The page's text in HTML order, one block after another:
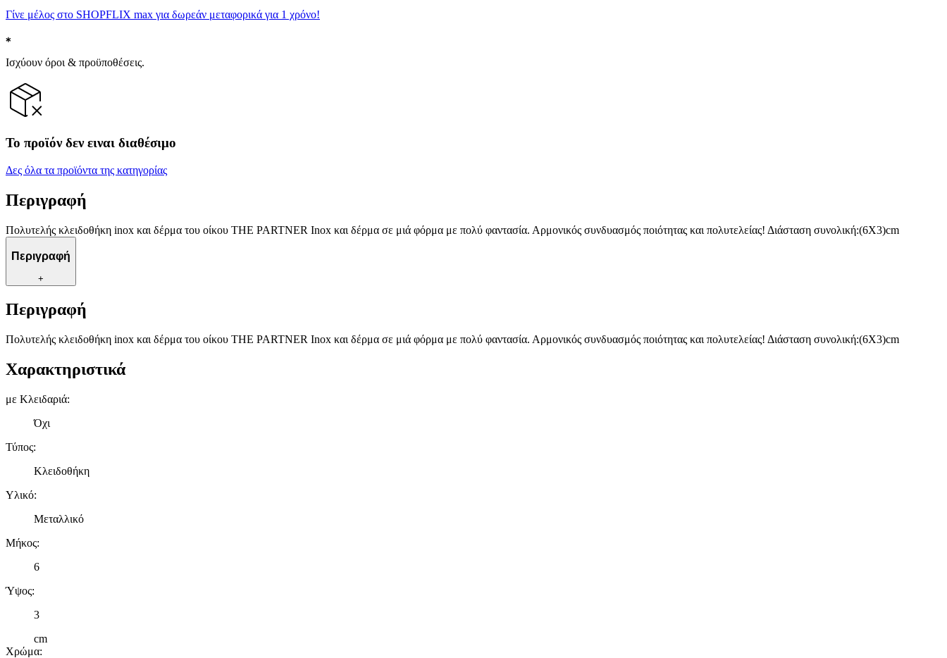
Γίνε μέλος στο SHOPFLIX max για δωρεάν μεταφορικά για 1 χρόνο!
Ισχύουν όροι & προϋποθέσεις.
Το προϊόν δεν ειναι διαθέσιμο
Δες όλα τα προϊόντα της κατηγορίας
Περιγραφή
Πολυτελής κλειδοθήκη inox και δέρμα του οίκου THE PARTNER Inox και δέρμα σε μιά φόρμα με πολύ φαντασία. Αρμονικός συνδυασμός ποιότητας και πολυτελείας! Διάσταση συνολική:(6Χ3)cm
Περιγραφή
+
Περιγραφή
Πολυτελής κλειδοθήκη inox και δέρμα του οίκου THE PARTNER Inox και δέρμα σε μιά φόρμα με πολύ φαντασία. Αρμονικός συνδυασμός ποιότητας και πολυτελείας! Διάσταση συνολική:(6Χ3)cm
Χαρακτηριστικά
με Κλειδαριά:
Όχι
Τύπος:
Κλειδοθήκη
Υλικό:
Μεταλλικό
Μήκος:
6
Ύψος:
3
cm
Χρώμα: